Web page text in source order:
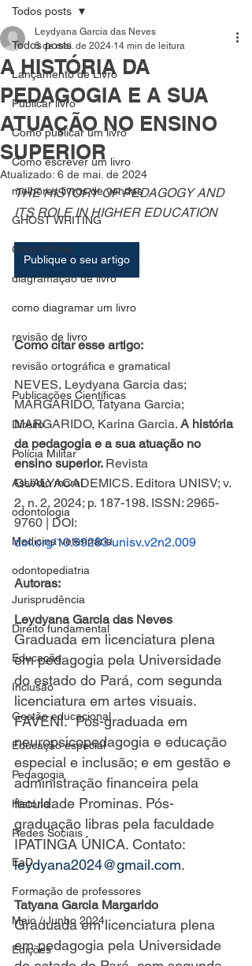
Todos posts
Lançamento de Livro
Publicar livro
Como publicar um livro
Como escrever um livro
melhores livros de vendas
GHOST WRITING
Ghost Writer
diagramação de livro
como diagramar um livro
revisão de livro
revisão ortográfica e gramatical
Publicações Científicas
Direito
Polícia Militar
Assédio moral
odontologia
Medicina veterinária
odontopediatria
Jurisprudência
Direito fundamental
Educação
Inclusão
Gestão educacional
Educação especial
Pedagogia
História
Redes Sociais
EaD
Formação de professores
Maio / Junho 2024
Edições
Todos posts
A HISTÓRIA DA
PEDAGOGIA E A SUA
ATUAÇÃO NO ENSINO
SUPERIOR
Leydyana Garcia das Neves
5 de mai. de 2024 14 min de leitura
Atualizado: 6 de mai. de 2024
THE HISTORY OF PEDAGOGY AND
ITS ROLE IN HIGHER EDUCATION
Publique o seu artigo
Como citar esse artigo:
NEVES, Leydyana Garcia das;
MARGARIDO, Tatyana Garcia;
MARGARIDO, Karina Garcia. A história
da pedagogia e a sua atuação no
ensino superior. Revista
QUALYACADEMICS. Editora UNISV; v.
2, n. 2, 2024; p. 187-198. ISSN: 2965-
9760 | DOI:
doi.org/10.59283/unisv.v2n2.009
Autoras:
Leydyana Garcia das Neves
Graduada em licenciatura plena
em pedagogia pela Universidade
do estado do Pará, com segunda
licenciatura em artes visuais.
FAVENI.  Pós-graduada em
neuropsicopedagogia e educação
especial e inclusão; e em gestão e
administração financeira pela
faculdade Prominas. Pós-
graduação libras pela faculdade
IPATINGA ÚNICA. Contato:
leydyana2024@gmail.com.
Tatyana Garcia Margarido
Graduada em licenciatura plena
em pedagogia pela Universidade